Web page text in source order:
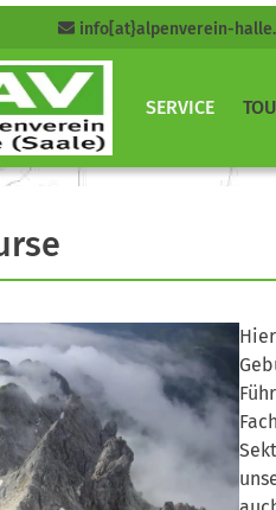
info[at}alpenverein-
SERVICE